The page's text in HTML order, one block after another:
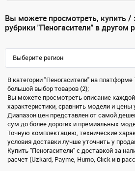
Вы можете просмотреть, купить /
рубрики "Пеногасители" в другом
Выберите регион
В категории "Пеногасители" на платформе
большой выбор товаров (2);
Вы можете просмотреть описание
характеристики, сравнить модели и цены
Диапазон цен представлен от самой
сум до более дорогих и премиальных
Точную комплектацию, технические
условия доставки лучше уточнить у
Купить "Пеногасители" с доставкой за
расчет (Uzkard, Payme, Humo, Click и в